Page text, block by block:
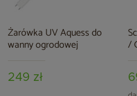
Żarówka UV Aquess do
wanny ogrodowej
249 zł
/